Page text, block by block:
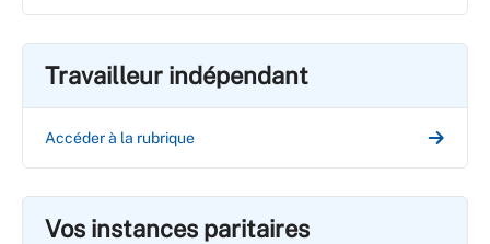
Travailleur indépendant
Accéder à la rubrique
Vos instances paritaires